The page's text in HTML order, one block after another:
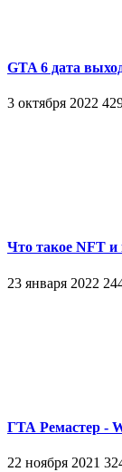
GTA 6 дата
3 октября 2022
Что такое NFT и
23 января 2022
ГТА Ремастер -
22 ноября 2021